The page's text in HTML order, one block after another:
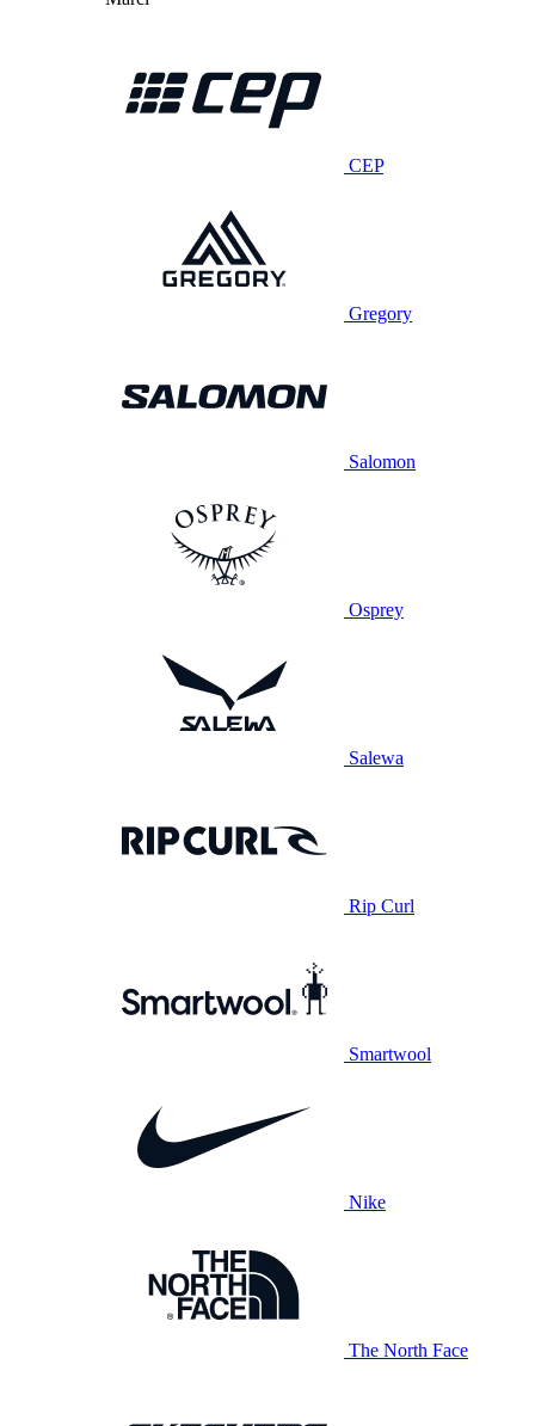
CEP
Gregory
Salomon
Osprey
Salewa
Rip Curl
Smartwool
Nike
The North Face